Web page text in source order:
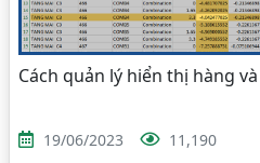
Cách quản lý hiển thị hàng
19/06/2023 11,190